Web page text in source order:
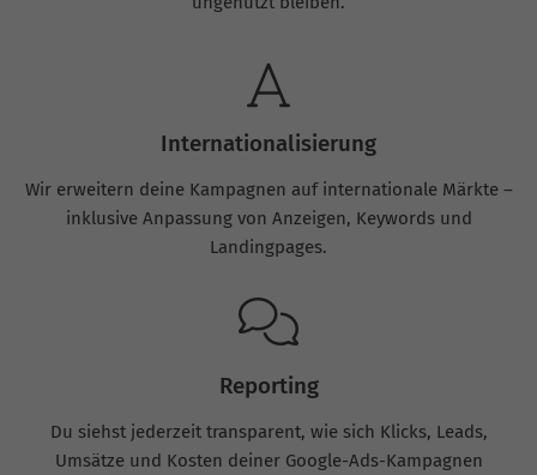
Internationalisierung
Wir erweitern deine Kampagnen auf internationale Märkte –
inklusive Anpassung von Anzeigen, Keywords und
Landingpages.
Reporting
Du siehst jederzeit transparent, wie sich Klicks, Leads,
Umsätze und Kosten deiner Google-Ads-Kampagnen